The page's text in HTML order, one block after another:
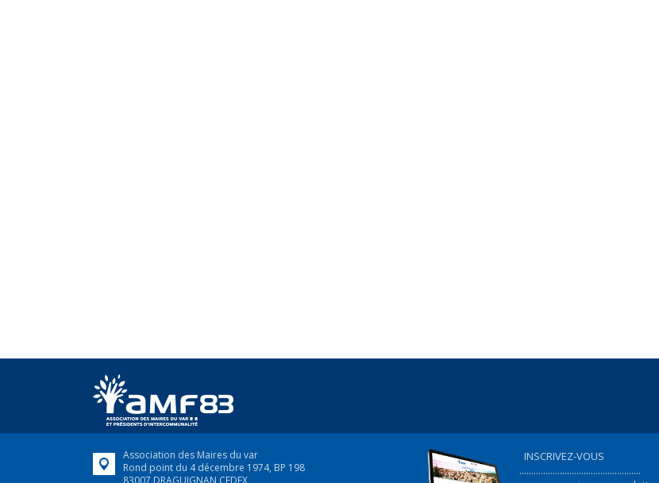
Association des Maires du var
Rond point du 4 décembre 1974, BP 198
83007 DRAGUIGNAN CEDEX
INSCRIVEZ-VOUS
...................................................